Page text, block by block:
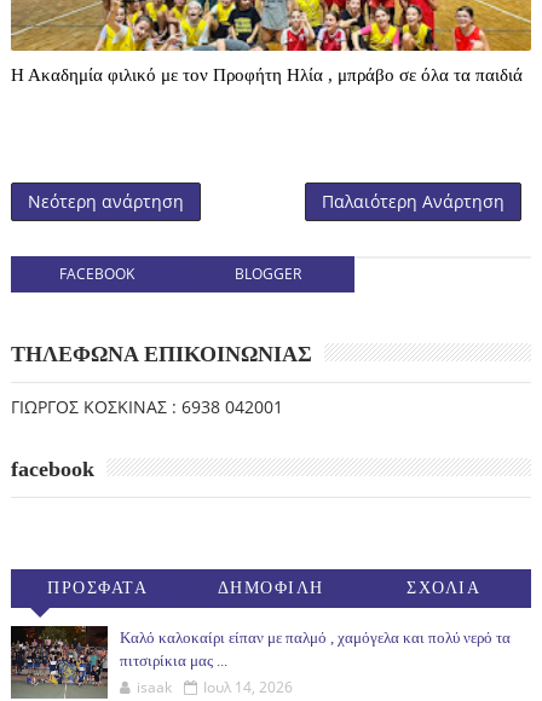
Η Ακαδημία φιλικό με τον Προφήτη Ηλία , μπράβο σε όλα τα παιδιά
Νεότερη ανάρτηση Παλαιότερη Ανάρτηση
FACEBOOK BLOGGER
ΤΗΛΕΦΩΝΑ ΕΠΙΚΟΙΝΩΝΙΑΣ
ΓΙΩΡΓΟΣ ΚΟΣΚΙΝΑΣ : 6938 042001
facebook
ΠΡΟΣΦΑΤΑ ΔΗΜΟΦΙΛΗ ΣΧΟΛΙΑ
Καλό καλοκαίρι είπαν με παλμό , χαμόγελα και πολύ νερό τα
πιτσιρίκια μας ...
isaak Ιουλ 14, 2026